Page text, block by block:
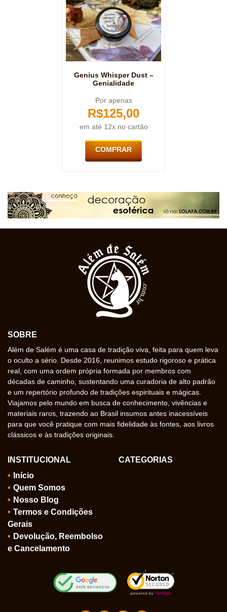
Genius Whisper Dust –
Genialidade
Por apenas
R$125,00
em até 12x no cartão
COMPRAR
SOBRE
Além de Salém é uma casa de tradição viva, feita para quem leva
o oculto a sério. Desde 2016, reunimos estudo rigoroso e prática
real, com uma ordem própria formada por membros com
décadas de caminho, sustentando uma curadoria de alto padrão
e um repertório profundo de tradições espirituais e mágicas.
Viajamos pelo mundo em busca de conhecimento, vivências e
materiais raros, trazendo ao Brasil insumos antes inacessíveis
para que você pratique com mais fidelidade às fontes, aos livros
clássicos e às tradições originais.
INSTITUCIONAL
Início
Quem Somos
Nosso Blog
Termos e Condições
Gerais
Devolução, Reembolso
e Cancelamento
CATEGORIAS